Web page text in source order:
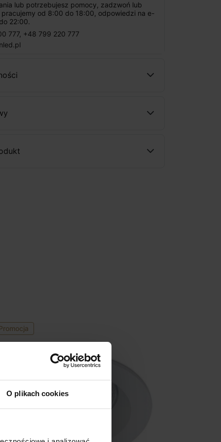
O plikach cookies
lub potrzebujesz pomocy, zadzwoń lub
pracujemy od 8:00 do 18:00, odpowiedzi na e-
22:00.
777, +48 799 220 777